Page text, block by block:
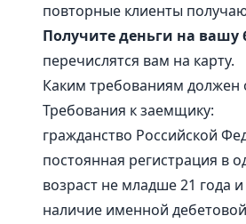
повторные клиенты
Получите деньги на вашу
перечислятся вам на карту.
Каким требованиям должен
Требования к заемщику:
гражданство Российской
постоянная регистрация в
возраст не младше 21 года
наличие именной